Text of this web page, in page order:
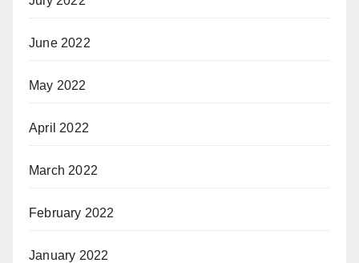
June 2022
May 2022
April 2022
March 2022
February 2022
January 2022